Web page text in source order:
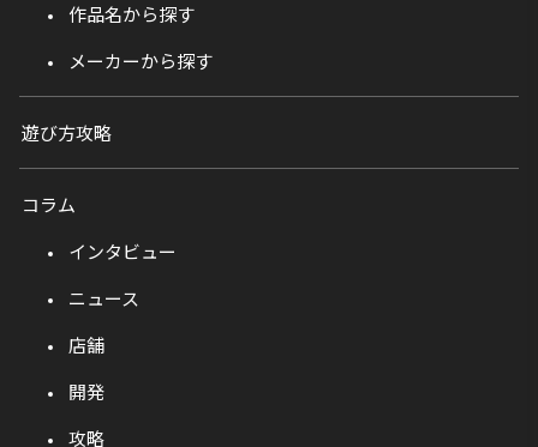
作品名から探す
メーカーから探す
遊び方攻略
コラム
インタビュー
ニュース
店舗
開発
攻略